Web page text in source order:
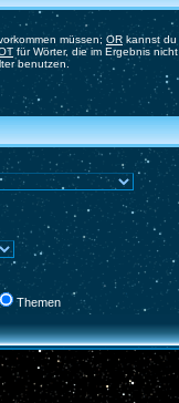
müssen; OR kannst du
für Wörter, die im Ergebnis nicht
benutzen.
Themen